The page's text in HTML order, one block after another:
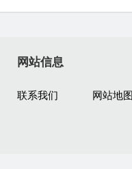
网站信息
联系我们 网站地图